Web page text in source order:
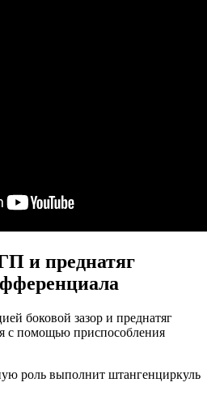
и преднатяг
боковой зазор и преднатяг
с помощью приспособления
роль выполнит штангенциркуль